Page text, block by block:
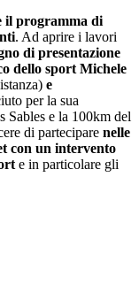
il programma di
. Ad aprire i lavori
di presentazione
dello sport Michele
e
per la sua
Sables e la 100km del
di partecipare nelle
con un intervento
e in particolare gli